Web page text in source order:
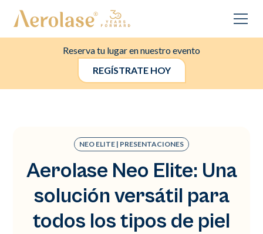
Reserva tu lugar en nuestro evento
REGÍSTRATE HOY
NEO ELITE | PRESENTACIONES
Aerolase Neo Elite: Una
solución versátil para
todos los tipos de piel